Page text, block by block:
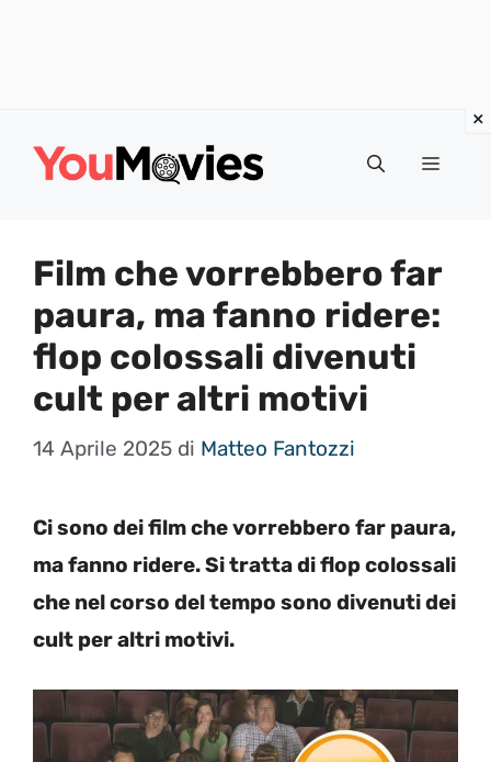
Menu
Film che vorrebbero far
paura, ma fanno ridere:
flop colossali divenuti
cult per altri motivi
14 Aprile 2025 di Matteo Fantozzi
Ci sono dei film che vorrebbero far paura,
ma fanno ridere. Si tratta di flop colossali
che nel corso del tempo sono divenuti dei
cult per altri motivi.